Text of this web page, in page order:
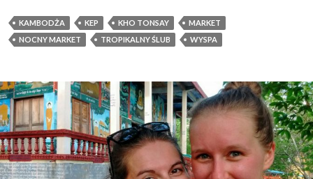
KAMBODŻA KEP KHO TONSAY
MARKET
NOCNY MARKET
TROPIKALNY ŚLUB WYSPA